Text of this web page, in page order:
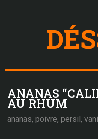
ANANAS
AU RHUM
ananas, poivre, persil,